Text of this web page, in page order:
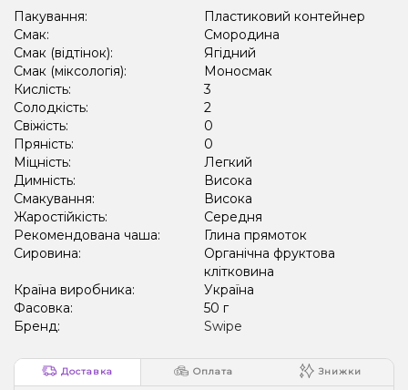
Пакування:
Пластиковий контейнер
Смак:
Смородина
Смак (відтінок):
Ягідний
Смак (міксологія):
Моносмак
Кислість:
3
Солодкість:
2
Свіжість:
0
Пряність:
0
Міцність:
Легкий
Димність:
Висока
Смакування:
Висока
Жаростійкість:
Середня
Рекомендована чаша:
Глина прямоток
Сировина:
Органічна фруктова
клітковина
Країна виробника:
Україна
Фасовка:
50 г
Бренд:
Swipe
Доставка Оплата Знижки